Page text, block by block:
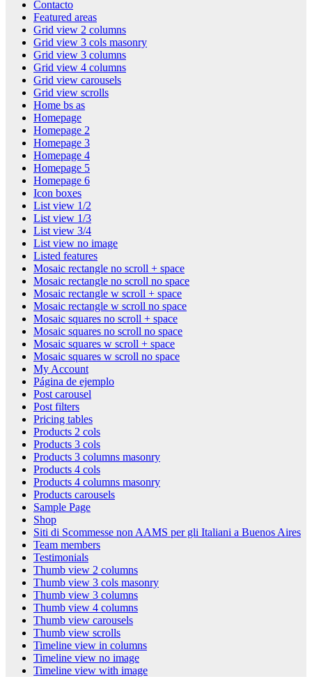
Contacto
Featured areas
Grid view 2 columns
Grid view 3 cols masonry
Grid view 3 columns
Grid view 4 columns
Grid view carousels
Grid view scrolls
Home bs as
Homepage
Homepage 2
Homepage 3
Homepage 4
Homepage 5
Homepage 6
Icon boxes
List view 1/2
List view 1/3
List view 3/4
List view no image
Listed features
Mosaic rectangle no scroll + space
Mosaic rectangle no scroll no space
Mosaic rectangle w scroll + space
Mosaic rectangle w scroll no space
Mosaic squares no scroll + space
Mosaic squares no scroll no space
Mosaic squares w scroll + space
Mosaic squares w scroll no space
My Account
Página de ejemplo
Post carousel
Post filters
Pricing tables
Products 2 cols
Products 3 cols
Products 3 columns masonry
Products 4 cols
Products 4 columns masonry
Products carousels
Sample Page
Shop
Siti di Scommesse non AAMS per gli Italiani a Buenos Aires
Team members
Testimonials
Thumb view 2 columns
Thumb view 3 cols masonry
Thumb view 3 columns
Thumb view 4 columns
Thumb view carousels
Thumb view scrolls
Timeline view in columns
Timeline view no image
Timeline view with image